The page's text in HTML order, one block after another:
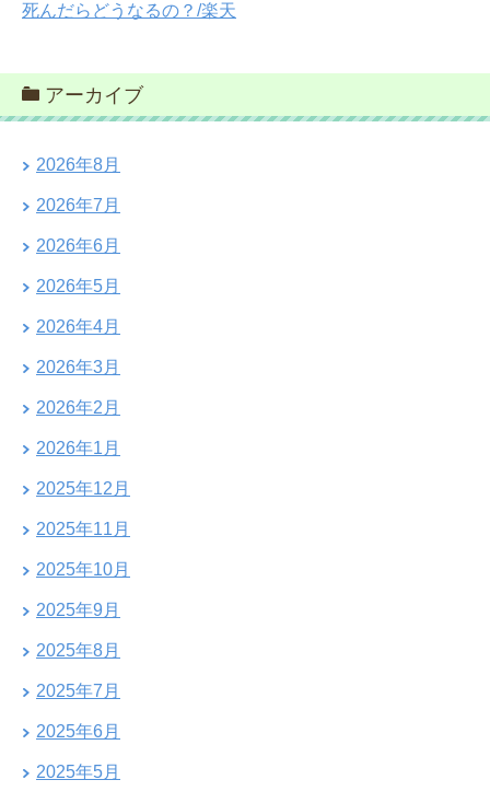
死んだらどうなるの？/楽天
アーカイブ
2026年8月
2026年7月
2026年6月
2026年5月
2026年4月
2026年3月
2026年2月
2026年1月
2025年12月
2025年11月
2025年10月
2025年9月
2025年8月
2025年7月
2025年6月
2025年5月